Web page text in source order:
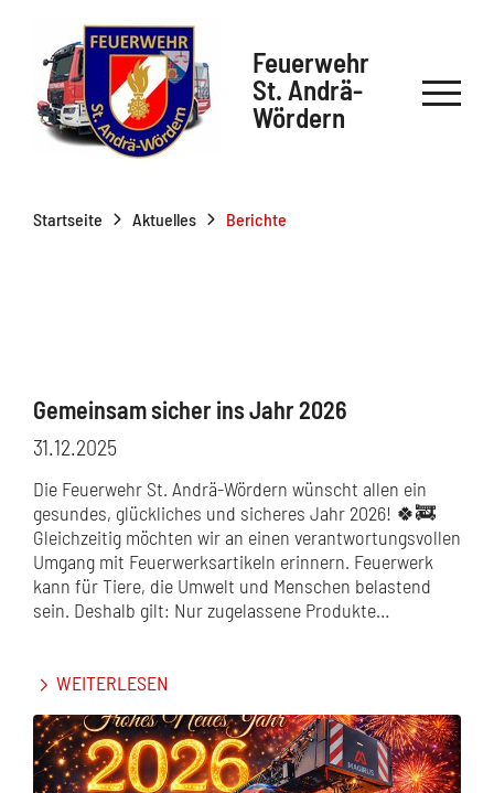
Feuerwehr
St. Andrä-
Wördern
Startseite Aktuelles Berichte
Gemeinsam sicher ins Jahr 2026
31.12.2025
Die Feuerwehr St. Andrä-Wördern wünscht allen ein
gesundes, glückliches und sicheres Jahr 2026! 🍀🚒
Gleichzeitig möchten wir an einen verantwortungsvollen
Umgang mit Feuerwerksartikeln erinnern. Feuerwerk
kann für Tiere, die Umwelt und Menschen belastend
sein. Deshalb gilt: Nur zugelassene Produkte…
WEITERLESEN